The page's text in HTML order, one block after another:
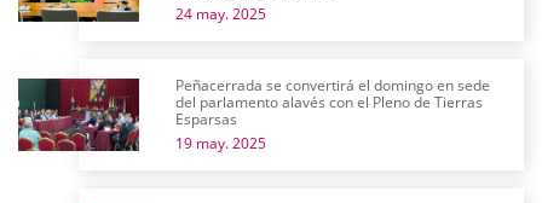
24 may. 2025
Peñacerrada se convertirá el domingo en sede
del parlamento alavés con el Pleno de Tierras
Esparsas
19 may. 2025